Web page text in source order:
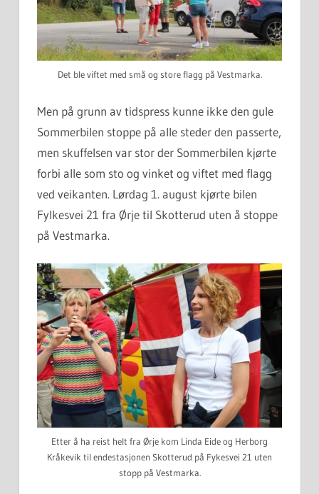
Det ble viftet med små og store flagg på Vestmarka.
Men på grunn av tidspress kunne ikke den gule
Sommerbilen stoppe på alle steder den passerte,
men skuffelsen var stor der Sommerbilen kjørte
forbi alle som sto og vinket og viftet med flagg
ved veikanten. Lørdag 1. august kjørte bilen
Fylkesvei 21 fra Ørje til Skotterud uten å stoppe
på Vestmarka.
Etter å ha reist helt fra Ørje kom Linda Eide og Herborg
Kråkevik til endestasjonen Skotterud på Fykesvei 21 uten
stopp på Vestmarka.